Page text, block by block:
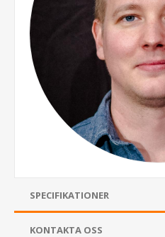
SPECIFIKATIONER
KONTAKTA OSS